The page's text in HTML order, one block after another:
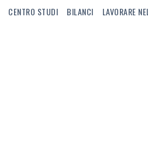
CENTRO STUDI BILANCI LAVORARE